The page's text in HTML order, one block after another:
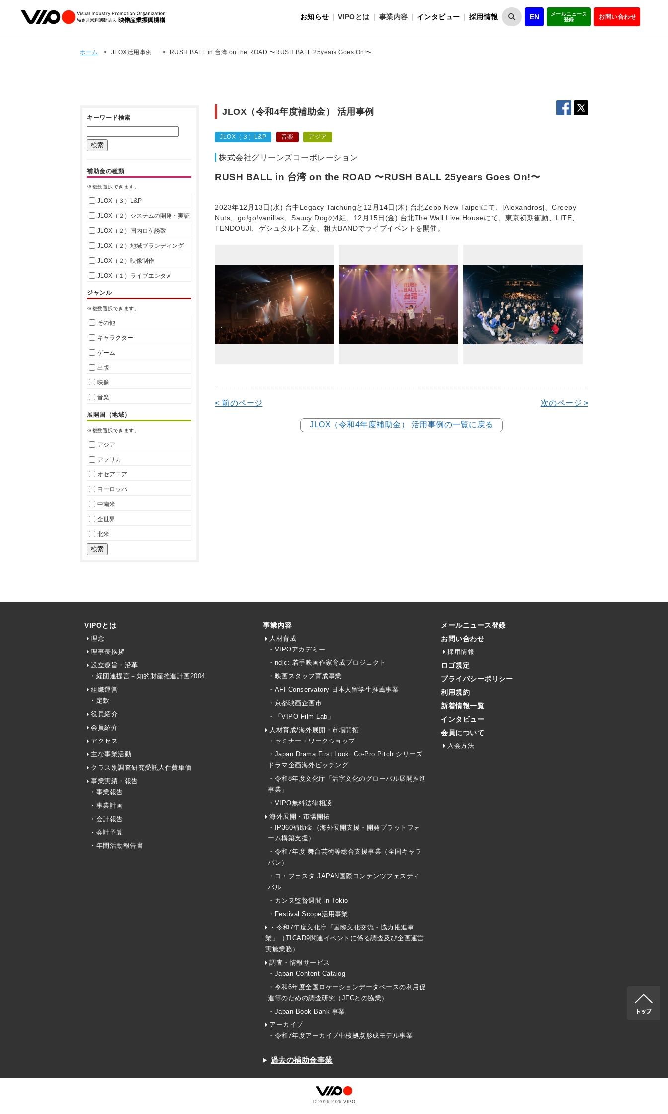
お知らせ VIPOとは
VIPOとは
事業内容
インタビュー 採用情報 EN
メールニュース
登録
お問い合わせ
ホーム > JLOX活用事例 > RUSH BALL in 台湾 on the ROAD 〜RUSH BALL 25years Goes On!〜
JLOX（令和4年度補助金） 活用事例
JLOX（３）L&P 音楽 アジア
株式会社グリーンズコーポレーション
RUSH BALL in 台湾 on the ROAD 〜RUSH BALL 25years Goes On!〜
2023年12月13日(水) 台中Legacy Taichungと12月14日(木) 台北Zepp New Taipeiにて、[Alexandros]、Creepy
Nuts、go!go!vanillas、Saucy Dogの4組、12月15日(金) 台北The Wall Live Houseにて、東京初期衝動、LITE、
TENDOUJI、ゲシュタルト乙女、粗大BANDでライブイベントを開催。
< 前のページ 次のページ >
JLOX（令和4年度補助金） 活用事例の一覧に戻る
キーワード検索
補助金の種類
※複数選択できます。
JLOX（３）L&P
JLOX（２）システムの開発・実証
JLOX（２）国内ロケ誘致
JLOX（２）地域ブランディング
JLOX（２）映像制作
JLOX（１）ライブエンタメ
ジャンル
※複数選択できます。
その他
キャラクター
ゲーム
出版
映像
音楽
展開国（地域）
※複数選択できます。
アジア
アフリカ
オセアニア
ヨーロッパ
中南米
全世界
北米
VIPOとは
理念
理事長挨拶
設立趣旨・沿革
・経団連提言－知的財産推進計画2004
組織運営
・定款
役員紹介
会員紹介
アクセス
主な事業活動
クラス別調査研究受託人件費単価
事業実績・報告
・事業報告
・事業計画
・会計報告
・会計予算
・年間活動報告書
事業内容
人材育成
・VIPOアカデミー
・ndjc: 若手映画作家育成プロジェクト
・映画スタッフ育成事業
・AFI Conservatory 日本人留学生推薦事業
・京都映画企画市
・「VIPO Film Lab」
人材育成/海外展開・市場開拓
・セミナー・ワークショップ
・Japan Drama First Look: Co-Pro Pitch シリーズ
ドラマ企画海外ピッチング
・令和8年度文化庁「活字文化のグローバル展開推進
事業」
・VIPO無料法律相談
海外展開・市場開拓
・IP360補助金（海外展開支援・開発プラットフォ
ーム構築支援）
・令和7年度 舞台芸術等総合支援事業（全国キャラ
バン）
・コ・フェスタ JAPAN国際コンテンツフェスティ
バル
・カンヌ監督週間 in Tokio
・Festival Scope活用事業
・令和7年度文化庁「国際文化交流・協力推進事
業」（TICAD9関連イベントに係る調査及び企画運営
実施業務）
調査・情報サービス
・Japan Content Catalog
・令和6年度全国ロケーションデータベースの利用促
進等のための調査研究（JFCとの協業）
・Japan Book Bank 事業
アーカイブ
・令和7年度アーカイブ中核拠点形成モデル事業
過去の補助金事業
メールニュース登録
お問い合わせ
採用情報
ロゴ規定
プライバシーポリシー
利用規約
新着情報一覧
インタビュー
会員について
入会方法
© 2016-2026 VIPO